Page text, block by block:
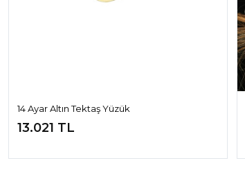
14 Ayar Altın Tektaş Yüzük
13.021 TL